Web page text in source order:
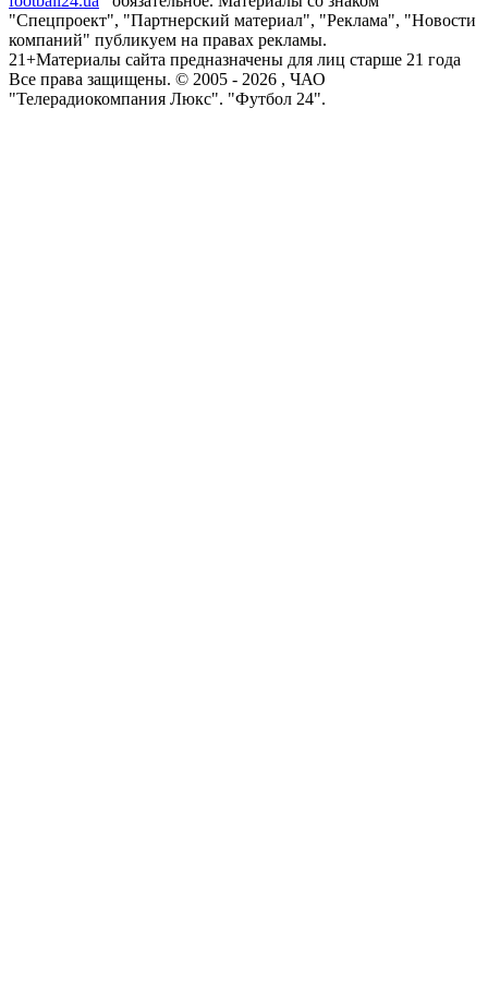
"Спецпроект", "Партнерский материал", "Реклама", "Новости
компаний" публикуем на правах рекламы.
21+Материалы сайта предназначены для лиц старше 21 года
Все права защищены. © 2005 - 2026 , ЧАО
"Телерадиокомпания Люкс". "Футбол 24".